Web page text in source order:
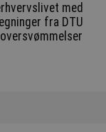
med
fra DTU